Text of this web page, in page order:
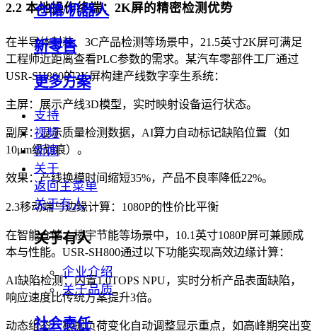
仓储/机器人
新零售
更多方案
支持
视频
新闻
关于
返回主菜单
关于有人
关于有人
企业介绍
关于品质
社会责任
2.2 本地操作终端：2K屏的精密检测优势
在半导体封装、3C产品检测等场景中，21.5英寸2K屏可满足
工程师近距离查看PLC参数的需求。某汽车零部件工厂通过
USR-SH800的2K屏构建产线数字孪生系统：
主屏：展示产线3D模型，实时映射设备运行状态。
副屏：显示质量检测数据，AI算力自动标记缺陷位置（如
10μm级划痕）。
效果：产线换模时间缩短35%，产品不良率降低22%。
2.3移动端与边缘计算：1080P的性价比平衡
在智能仓储、楼宇节能等场景中，10.1英寸1080P屏可兼顾成
本与性能。USR-SH800通过以下功能实现高效边缘计算：
AI缺陷检测：内置1.0TOPS NPU，实时分析产品表面缺陷，
响应速度比传统方案提升3倍。
动态组态：根据负荷变化自动调整显示重点，如高峰期突出变